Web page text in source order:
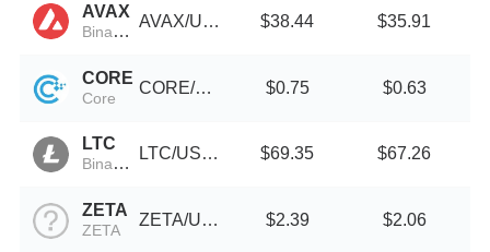
AVAX
Binance-Peg Avalanche
AVAX/USDT $38.44 $35.91
CORE
Core
CORE/USDT $0.75 $0.63
LTC
Binance-Peg Litecoin
LTC/USDT $69.35 $67.26
ZETA
ZETA
ZETA/USDT $2.39 $2.06